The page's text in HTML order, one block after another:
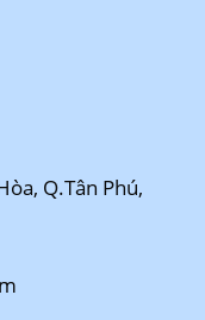
Q.Tân Phú,